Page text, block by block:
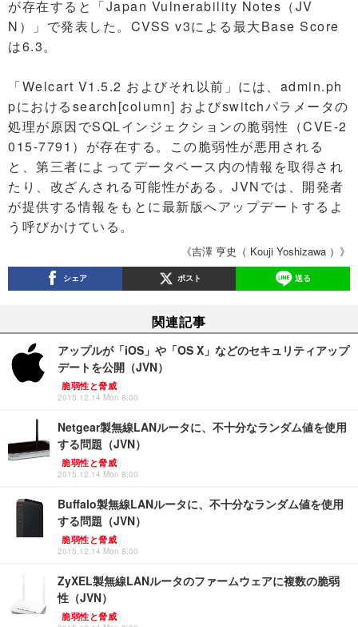
が存在すると「Japan Vulnerability Notes（JV
N）」で発表した。CVSS v3による最大Base Score
は6.3。
「Welcart V1.5.2 およびそれ以前」には、admin.ph
pにおけるsearch[column] およびswitchパラメータの
処理が原因でSQLインジェクションの脆弱性（CVE-2
015-7791）が存在する。この脆弱性が悪用される
と、第三者によってデータベース内の情報を取得され
たり、改ざんされる可能性がある。JVNでは、開発者
が提供する情報をもとに最新版へアップデートするよ
う呼びかけている。
《吉澤 亨史（ Kouji Yoshizawa ）》
シェア ポスト 送る
関連記事
アップルが「iOS」や「OS X」などのセキュリティアップ
デートを公開（JVN）
脆弱性と脅威
2015.12.14 Mon 8:00
Netgear製無線LANルータに、不十分なランダム値を使用
する問題（JVN）
脆弱性と脅威
2015.12.14 Mon 8:00
Buffalo製無線LANルータに、不十分なランダム値を使用
する問題（JVN）
脆弱性と脅威
2015.12.14 Mon 8:00
ZyXEL製無線LANルータのファームウェアに複数の脆弱
性（JVN）
脆弱性と脅威